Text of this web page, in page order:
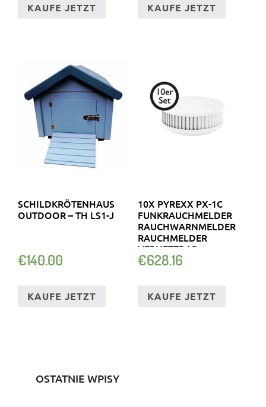
KAUFE JETZT KAUFE JETZT
SCHILDKRÖTENHAUS
OUTDOOR – TH LS1-J
€140.00
KAUFE JETZT
10X PYREXX PX-1C
FUNKRAUCHMELDER
RAUCHWARNMELDER
RAUCHMELDER
VERNETZBAR
€628.16
KAUFE JETZT
OSTATNIE WPISY